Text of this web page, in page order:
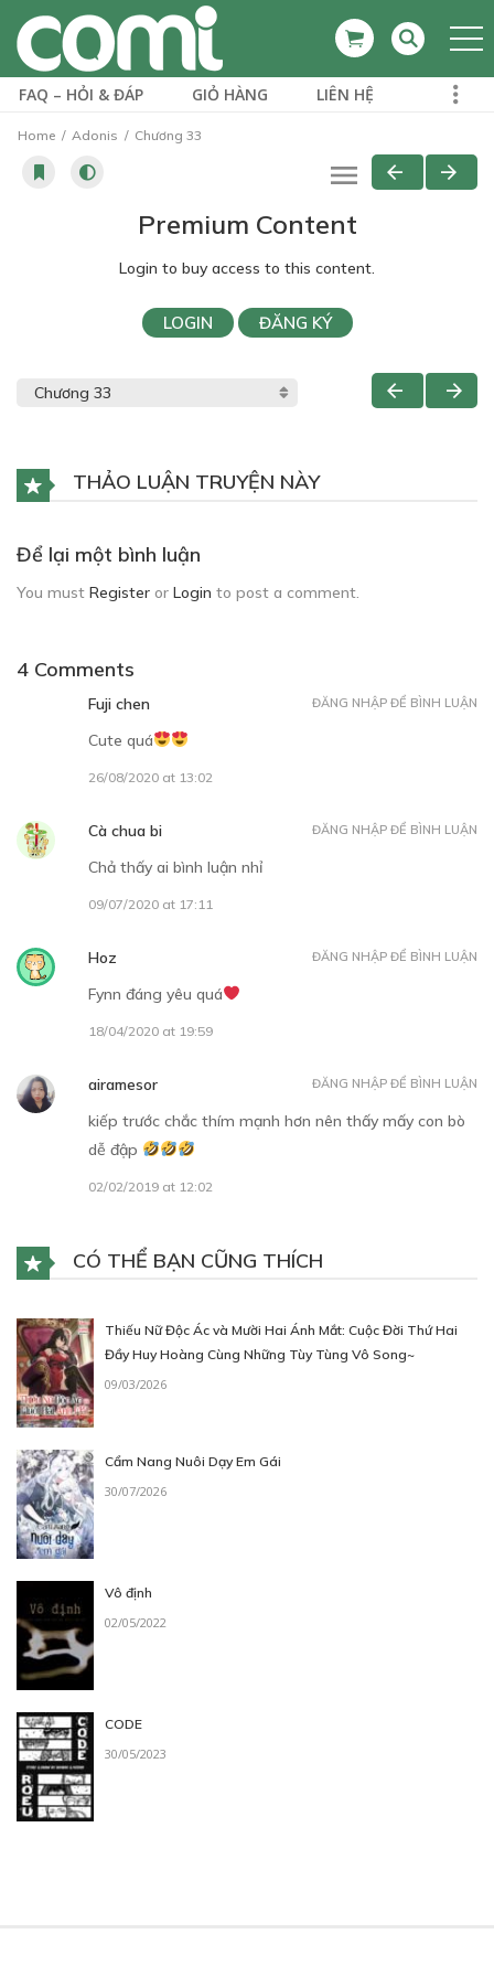
FAQ – HỎI & ĐÁP GIỎ HÀNG LIÊN HỆ
Home Adonis Chương 33
Premium Content
Login to buy access to this content.
LOGIN ĐĂNG KÝ
THẢO LUẬN TRUYỆN NÀY
Để lại một bình luận
You must Register or Login to post a comment.
4 Comments
Fuji chen
Cute quá
26/08/2020 at 13:02
ĐĂNG NHẬP ĐỂ BÌNH LUẬN
Cà chua bi
Chả thấy ai bình luận nhỉ
09/07/2020 at 17:11
ĐĂNG NHẬP ĐỂ BÌNH LUẬN
Hoz
Fynn đáng yêu quá
18/04/2020 at 19:59
ĐĂNG NHẬP ĐỂ BÌNH LUẬN
airamesor
kiếp trước chắc thím mạnh hơn nên thấy mấy con bò
dễ đập
02/02/2019 at 12:02
ĐĂNG NHẬP ĐỂ BÌNH LUẬN
CÓ THỂ BẠN CŨNG THÍCH
Thiếu Nữ Độc Ác và Mười Hai Ánh Mắt: Cuộc Đời Thứ Hai
Đầy Huy Hoàng Cùng Những Tùy Tùng Vô Song~
09/03/2026
Cẩm Nang Nuôi Dạy Em Gái
30/07/2026
Vô định
02/05/2022
CODE
30/05/2023